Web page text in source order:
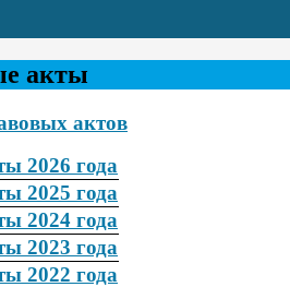
акты
актов
2026 года
2025 года
2024 года
2023 года
2022 года